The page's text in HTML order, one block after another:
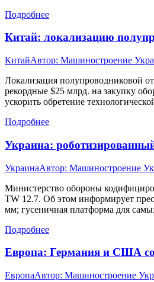
Подробнее
Китай: локализацию
КитайАвтор: Машиностроение
Локализация полупроводниковой
рекордные $25 млрд. на закупку
ускорить обретение
Подробнее
Украина:
УкраинаАвтор: Машиностроение
Министерство обороны
TW 12.7. Об этом информирует
мм; гусеничная платформа для
Подробнее
Европа: Германия и США
ЕвропаАвтор: Машиностроение